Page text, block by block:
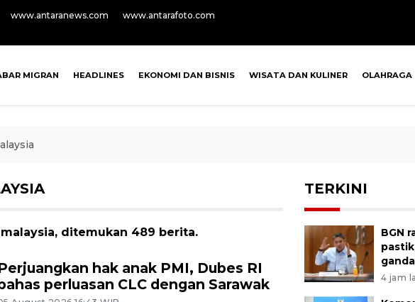
www.antaranews.com www.antarafoto.com
MIGRAN HEADLINES EKONOMI DAN BISNIS WISATA DAN KULINER OLAHRAGA
ditemukan 489 berita.
hak anak PMI, Dubes RI
perluasan CLC dengan Sarawak
TERKINI
BGN
4 jam